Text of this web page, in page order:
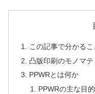
この記事で分かるこ
凸版印刷のモノマ
PPWRとは何か
PPWRの主な目